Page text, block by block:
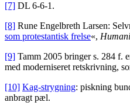
[7] DL 6-6-1.
[8] Rune Engelbreth Larsen:
som protestantisk frelse«,
[9] Tamm 2005 bringer s. 284 f.
med moderniseret retskrivning,
[10] Kag-strygning: piskning
anbragt pæl.